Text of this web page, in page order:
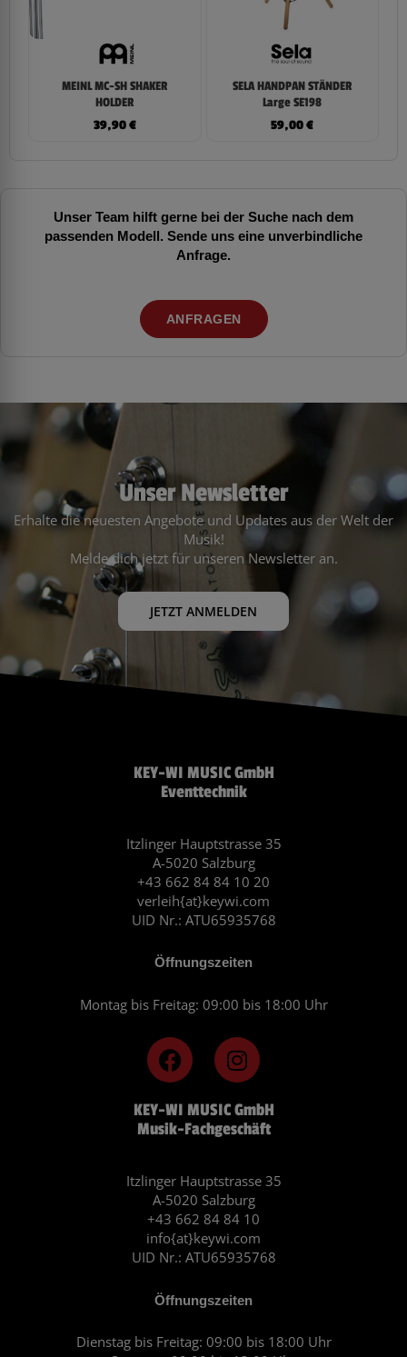
MEINL MC-SH SHAKER
HOLDER
39,90€
SELA HANDPAN STÄNDER
Large SE198
59,00€
Unser Team hilft gerne bei der Suche nach dem
passenden Modell. Sende uns eine unverbindliche
Anfrage.
ANFRAGEN
Unser Newsletter
Erhalte die neuesten Angebote und Updates aus der Welt der
Musik!
Melde dich jetzt für unseren Newsletter an.
JETZT ANMELDEN
KEY-WI MUSIC GmbH
Musik-Fachgeschäft
Itzlinger Hauptstrasse 35
A-5020 Salzburg
+43 662 84 84 10
info{at}keywi.com
UID Nr.: ATU65935768
Öffnungszeiten
Dienstag bis Freitag: 09:00 bis 18:00 Uhr
F
a
c
e
b
o
k
I
n
s
t
a
r
a
m
KEY-WI MUSIC GmbH
Eventtechnik
Itzlinger Hauptstrasse 35
A-5020 Salzburg
+43 662 84 84 10 20
verleih{at}keywi.com
UID Nr.: ATU65935768
Öffnungszeiten
Montag bis Freitag: 09:00 bis 18:00 Uhr